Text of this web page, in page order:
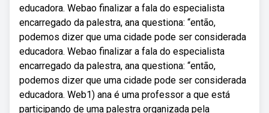
educadora. Webao finalizar a fala do especialista
encarregado da palestra, ana questiona: “então,
podemos dizer que uma cidade pode ser considerada
educadora. Webao finalizar a fala do especialista
encarregado da palestra, ana questiona: “então,
podemos dizer que uma cidade pode ser considerada
educadora. Web1) ana é uma professor a que está
participando de uma palestra organizada pela